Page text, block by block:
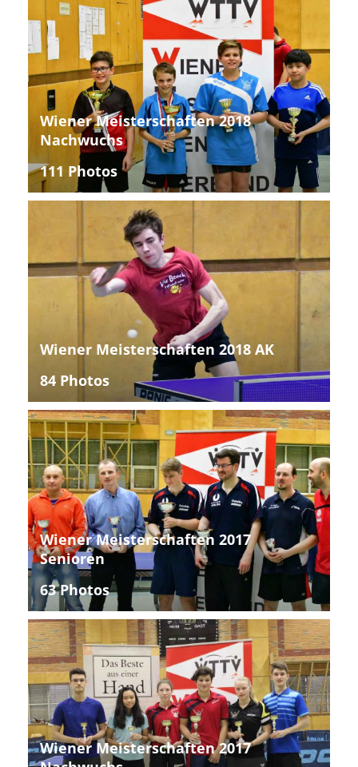
Wiener Meisterschaften 2018
Nachwuchs
111 Photos
Wiener Meisterschaften 2018 AK
84 Photos
Wiener Meisterschaften 2017
Senioren
63 Photos
Wiener Meisterschaften 2017